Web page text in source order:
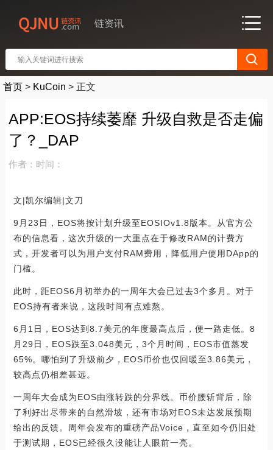
链资讯
首页 > KuCoin > 正文
APP:EOS持续萎靡 升级自救是否走偏
了？_DAP
作者： 时间：
文|凯尔编辑|文刀
9月23日，EOS将按计划升级至EOSIOv1.8版本。从官方公
布的信息看，这次升级的一大重点在于修改RAM的计费方
式，开发者可以为用户支付RAM费用，降低用户使用DApp的
门槛。
此时，距EOS6月初举办的一周年大会已过去3个多月。对于
EOS持有者来说，这段时间有点难熬。
6月1日，EOS达到8.7美元的年度最高点后，便一路走低。8
月29日，EOS跌至3.048美元，3个月时间，EOS市值蒸发
65%。哪怕到了升级前夕，EOS币价也仅回暖至3.86美元，
较高点仍相差甚远。
一周年大会成为EOS由涨转跌的分界线。币价腰斩背后，除
了利好出尽带来的自然滑坡，还有市场对EOS未达发展预期
给出的反馈。周年会发布的重磅产品Voice，直至如今仍旧处
于测试期，EOS已经很久没能让人眼前一亮。